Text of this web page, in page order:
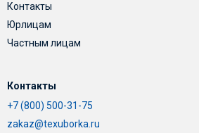
Контакты
Юрлицам
Частным лицам
Контакты
+7 (800) 500-31-75
zakaz@texuborka.ru